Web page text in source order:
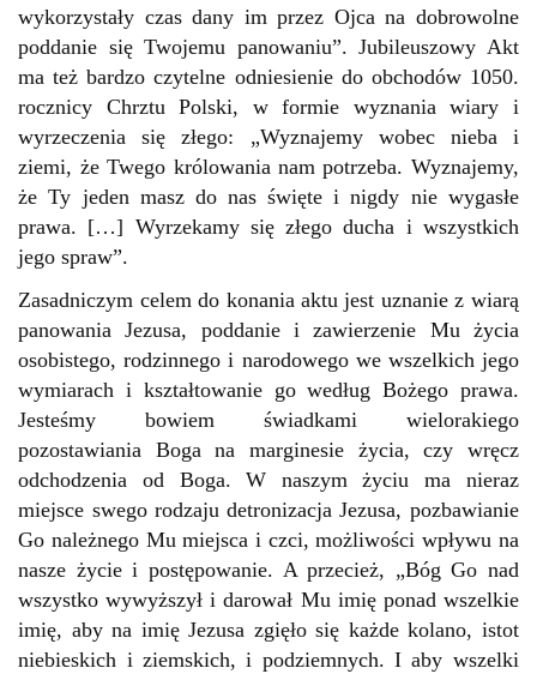
wykorzystały czas dany im przez Ojca na dobrowolne
poddanie się Twojemu panowaniu”. Jubileuszowy Akt
ma też bardzo czytelne odniesienie do obchodów 1050.
rocznicy Chrztu Polski, w formie wyznania wiary i
wyrzeczenia się złego: „Wyznajemy wobec nieba i
ziemi, że Twego królowania nam potrzeba. Wyznajemy,
że Ty jeden masz do nas święte i nigdy nie wygasłe
prawa. […] Wyrzekamy się złego ducha i wszystkich
jego spraw”.
Zasadniczym celem do konania aktu jest uznanie z wiarą
panowania Jezusa, poddanie i zawierzenie Mu życia
osobistego, rodzinnego i narodowego we wszelkich jego
wymiarach i kształtowanie go według Bożego prawa.
Jesteśmy bowiem świadkami wielorakiego
pozostawiania Boga na marginesie życia, czy wręcz
odchodzenia od Boga. W naszym życiu ma nieraz
miejsce swego rodzaju detronizacja Jezusa, pozbawianie
Go należnego Mu miejsca i czci, możliwości wpływu na
nasze życie i postępowanie. A przecież, „Bóg Go nad
wszystko wywyższył i darował Mu imię ponad wszelkie
imię, aby na imię Jezusa zgięło się każde kolano, istot
niebieskich i ziemskich, i podziemnych. I aby wszelki